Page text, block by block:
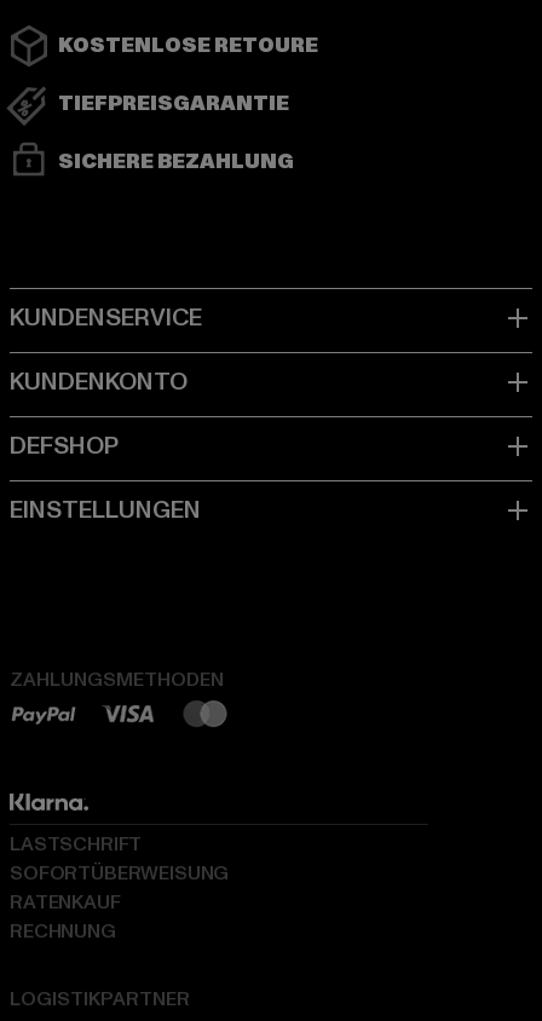
KOSTENLOSE RETOURE
TIEFPREISGARANTIE
SICHERE BEZAHLUNG
ZAHLUNGSMETHODEN
LOGISTIKPARTNER
LASTSCHRIFT
SOFORTÜBERWEISUNG
RATENKAUF
RECHNUNG